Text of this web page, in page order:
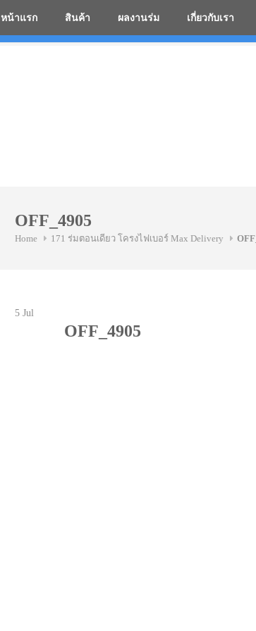
หน้าแรก สินค้า ผลงานร่ม เกี่ยวกับเรา
OFF_4905
Home 171 ร่มตอนเดียว โครงไฟเบอร์ Max Delivery
5 Jul
OFF_4905
โรงงานร่มสกรีนโลโ